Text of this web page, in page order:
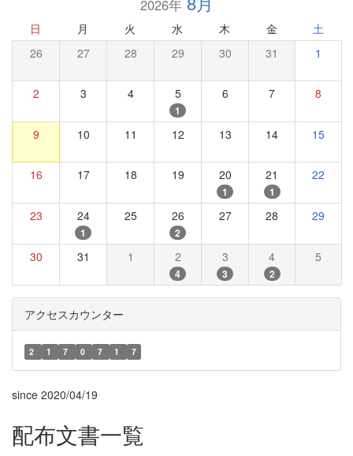
2026年
日 月 火 水 木 金 土
26 27 28 29 30 31 1
2 3 4 5
1
6 7 8
9 10 11 12 13 14 15
16 17 18 19 20
1
21
1
22
23 24
1
25 26
2
27 28 29
30 31 1 2
4
3
3
4
2
5
アクセスカウンター
2 1 7 0 7 1 7
since 2020/04/19
配布文書一覧